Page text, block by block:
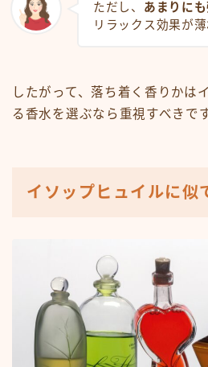
ただし、 あまりに
リラックス効果が
したがって、落ち着く香りかは
る香水を選ぶなら重視すべきです
イソップヒュイルに似